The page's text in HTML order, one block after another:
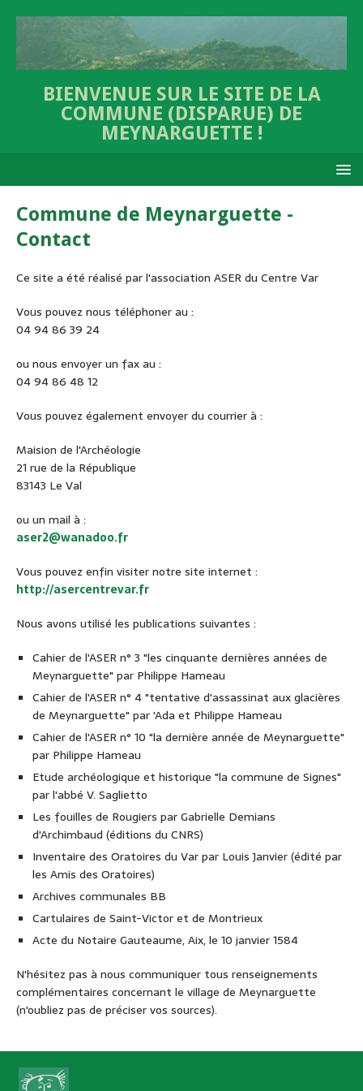
BIENVENUE SUR LE SITE DE LA
COMMUNE (DISPARUE) DE
MEYNARGUETTE !
Commune de Meynarguette -
Contact
Ce site a été réalisé par l'association ASER du Centre Var
Vous pouvez nous téléphoner au :
04 94 86 39 24
ou nous envoyer un fax au :
04 94 86 48 12
Vous pouvez également envoyer du courrier à :
Maision de l'Archéologie
21 rue de la République
83143 Le Val
ou un mail à :
aser2@wanadoo.fr
Vous pouvez enfin visiter notre site internet :
http://asercentrevar.fr
Nous avons utilisé les publications suivantes :
Cahier de l'ASER n° 3 "les cinquante dernières années de
Meynarguette" par Philippe Hameau
Cahier de l'ASER n° 4 "tentative d'assassinat aux glacières
de Meynarguette" par 'Ada et Philippe Hameau
Cahier de l'ASER n° 10 "la dernière année de Meynarguette"
par Philippe Hameau
Etude archéologique et historique "la commune de Signes"
par l'abbé V. Saglietto
Les fouilles de Rougiers par Gabrielle Demians
d'Archimbaud (éditions du CNRS)
Inventaire des Oratoires du Var par Louis Janvier (édité par
les Amis des Oratoires)
Archives communales BB
Cartulaires de Saint-Victor et de Montrieux
Acte du Notaire Gauteaume, Aix, le 10 janvier 1584
N'hésitez pas à nous communiquer tous renseignements
complémentaires concernant le village de Meynarguette
(n'oubliez pas de préciser vos sources).